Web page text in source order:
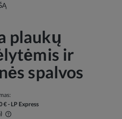
plaukų
ir
spalvos
€- LP Express